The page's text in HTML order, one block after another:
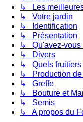
↳ Les
↳ Votre jardin
↳ Identification
↳ Présentation
↳ Qu'avez-vous
↳ Divers
↳ Quels fruitiers
↳ Production de
↳ Greffe
↳ Bouture et
↳ Semis
↳ A propos du